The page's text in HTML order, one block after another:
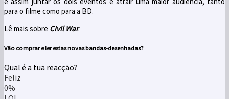
para o filme como para a BD.
Lê mais sobre Civil War.
Vão comprar e ler estas novas bandas-desenhadas?
Qual é a tua reacção?
Feliz
0%